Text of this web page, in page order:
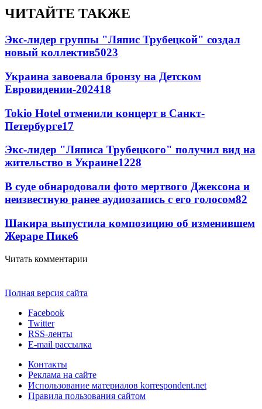
ЧИТАЙТЕ ТАКЖЕ
Экс-лидер группы "Ляпис Трубецкой" создал
новый коллектив5023
Украина завоевала бронзу на Детском
Евровидении-202418
Tokio Hotel отменили концерт в Санкт-
Петербурге17
Экс-лидер "Ляписа Трубецкого" получил вид на
жительство в Украине1228
В суде обнародовали фото мертвого Джексона и
неизвестную ранее аудиозапись с его голосом82
Шакира выпустила композицию об изменившем
Жераре Пике6
Читать комментарии
Полная версия сайта
Facebook
Twitter
RSS-ленты
E-mail рассылка
Контакты
Реклама на сайте
Использование материалов korrespondent.net
Правила пользования сайтом